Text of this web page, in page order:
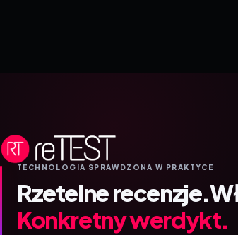
TECHNOLOGIA SPRAWDZONA W PRAKTYCE
Rzetelne recenzje.
Konkretny werdykt.